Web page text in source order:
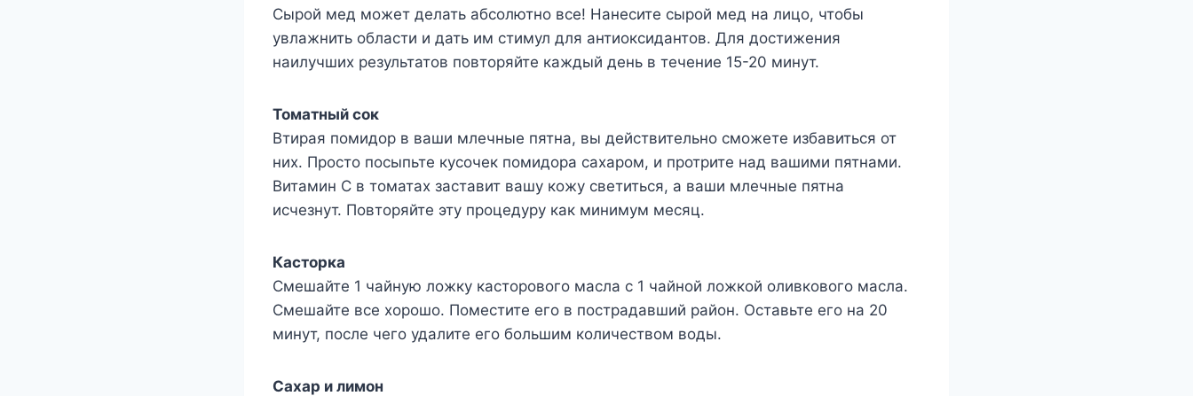
Сырой мед может делать абсолютно все! Нанесите сырой мед на лицо, чтобы
увлажнить области и дать им стимул для антиоксидантов. Для достижения
наилучших результатов повторяйте каждый день в течение 15-20 минут.
Томатный сок
Втирая помидор в ваши млечные пятна, вы действительно сможете избавиться от
них. Просто посыпьте кусочек помидора сахаром, и протрите над вашими пятнами.
Витамин С в томатах заставит вашу кожу светиться, а ваши млечные пятна
исчезнут. Повторяйте эту процедуру как минимум месяц.
Касторка
Смешайте 1 чайную ложку касторового масла с 1 чайной ложкой оливкового масла.
Смешайте все хорошо. Поместите его в пострадавший район. Оставьте его на 20
минут, после чего удалите его большим количеством воды.
Сахар и лимон